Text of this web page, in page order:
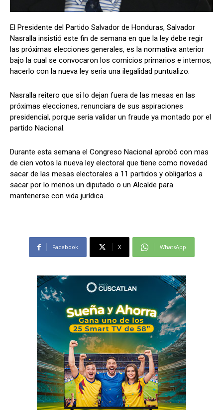
Comparta
Facebook X WhatsApp
Síganos
Comparta
Facebook X WhatsApp
Síganos
El Presidente del Partido Salvador de Honduras, Salvador
Nasralla insistió este fin de semana en que la ley debe regir
las próximas elecciones generales, es la normativa anterior
bajo la cual se convocaron los comicios primarios e internos,
hacerlo con la nueva ley seria una ilegalidad puntualizo.
Nasralla reitero que si lo dejan fuera de las mesas en las
próximas elecciones, renunciara de sus aspiraciones
presidencial, porque seria validar un fraude ya montado por el
partido Nacional.
Durante esta semana el Congreso Nacional aprobó con mas
de cien votos la nueva ley electoral que tiene como novedad
sacar de las mesas electorales a 11 partidos y obligarlos a
sacar por lo menos un diputado o un Alcalde para
mantenerse con vida jurídica.
Facebook X WhatsApp